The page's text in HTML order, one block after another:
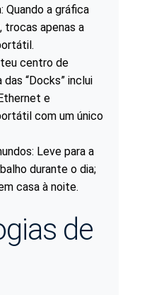
Quando a gráfica
trocas apenas a
centro de
“Docks” inclui
e
com um único
Leve para a
durante o dia;
casa à noite.
de